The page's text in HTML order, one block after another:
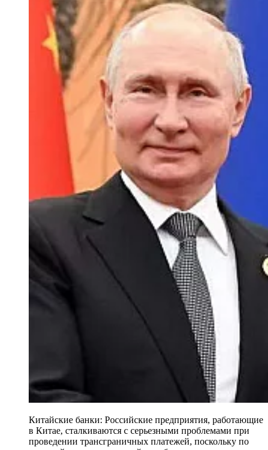
Китайские банки: Российские предприятия, работающие
в Китае, сталкиваются с серьезными проблемами при
проведении трансграничных платежей, поскольку по